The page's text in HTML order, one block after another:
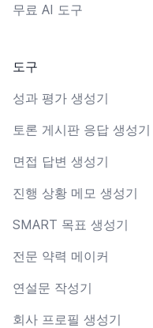
무료 AI 도구
도구
성과 평가 생성기
토론 게시판 응답 생성기
면접 답변 생성기
진행 상황 메모 생성기
SMART 목표 생성기
전문 약력 메이커
연설문 작성기
회사 프로필 생성기